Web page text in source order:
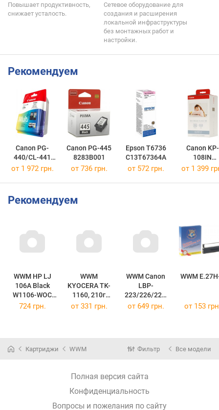
Повышает продуктивность,
снижает усталость.
Сетевое оборудование для
создания и расширения
локальной инфраструктуры
без монтажных работ и
настройки.
Рекомендуем
Canon PG-
440/CL-441
MULTI
Canon PG-445
8283B001
Epson T6736
C13T67364A
Canon KP-
108IN
3115B001
от 1 972 грн. от 736 грн. от 572 грн. от 1 399
Рекомендуем
WWM HP LJ
106A Black
W1106-WOC
(W1106-WOC)
WWM
KYOCERA TK-
1160, 210г
Black +chip tc-
WWM Canon
LBP-
223/226/228,
MF-443/445
WWM
724 грн. от 331 грн. от 649 грн. от 153
Картриджи WWM Фильтр Все модели
Полная версия сайта
Конфиденциальность
Вопросы и пожелания по сайту